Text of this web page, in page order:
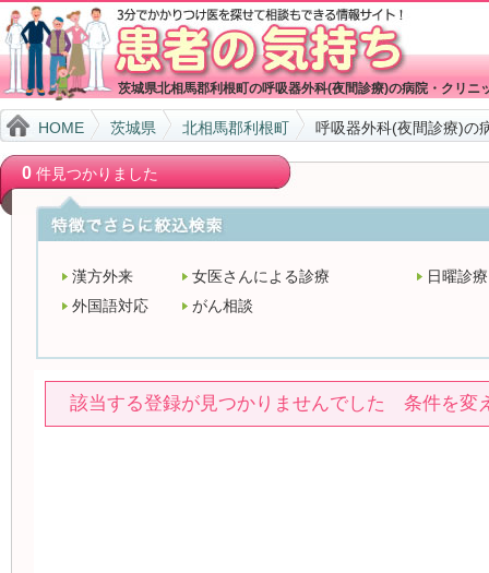
茨城県北相馬郡利根町の呼吸器外科(夜間診療)の病院・クリニ
HOME 茨城県 北相馬郡利根町 呼吸器外科(夜間診療)の
0件見つかりました
漢方外来 女医さんによる診療
日曜診療
外国語対応
がん相談
該当する登録が見つかりませんでした 条件を